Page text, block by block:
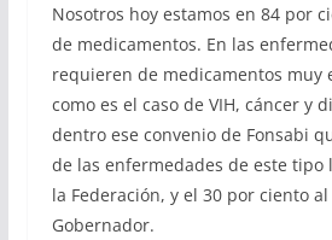
Nosotros hoy estamos en 84 por
de medicamentos. En las
requieren de medicamentos muy
como es el caso de VIH, cáncer y
dentro ese convenio de Fonsabi
de las enfermedades de este tipo
la Federación, y el 30 por ciento al
Gobernador.